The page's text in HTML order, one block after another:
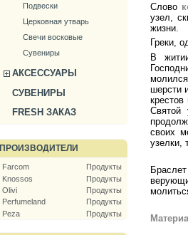
Подвески
Церковная утварь
Свечи восковые
Сувениры
АКСЕССУАРЫ
СУВЕНИРЫ
FRESH ЗАКАЗ
ПРОИЗВОДИТЕЛИ
Farcom
Продукты
Knossos
Продукты
Olivi
Продукты
Perfumeland
Продукты
Peza
Продукты
Слово
узел,
жизни.
Греки,
В
шерсти
Святой
своих
узелки,